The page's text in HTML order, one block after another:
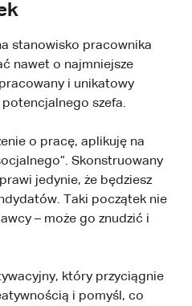
stanowisko pracownika
nawet o najmniejsze
i unikatowy
szefa.
o pracę, aplikuję na
Skonstruowany
jedynie, że będziesz
Taki początek nie
– może go znudzić i
który przyciągnie
i pomyśl, co